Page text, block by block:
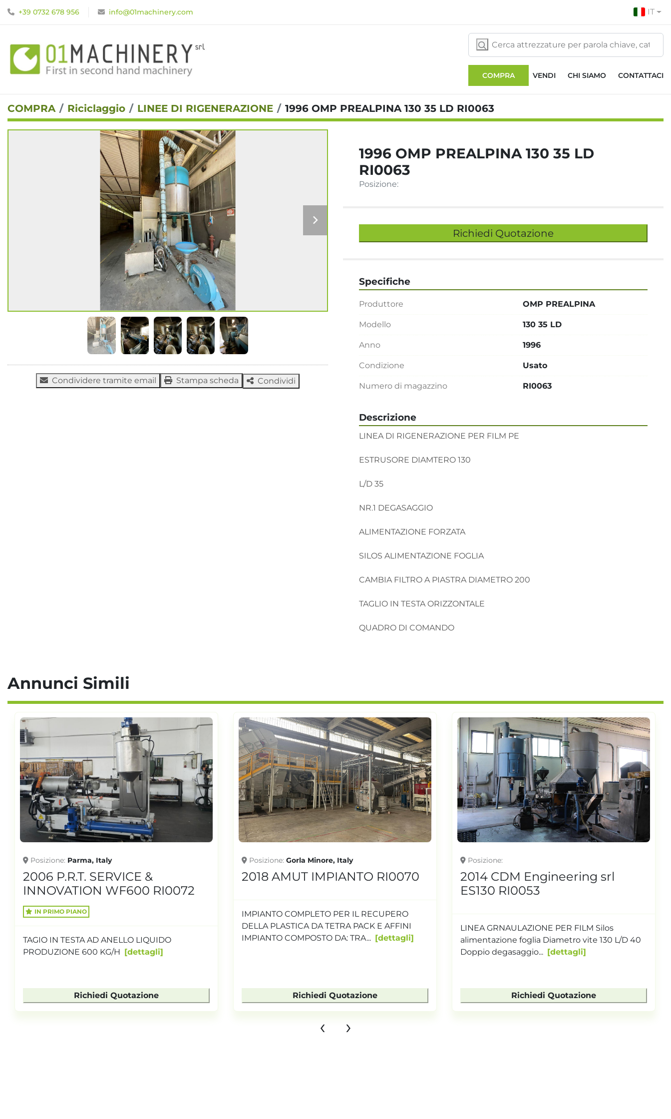
+39 0732 678 956 info@01machinery.com IT
COMPRA VENDI CHI SIAMO CONTATTACI
COMPRA Riciclaggio LINEE DI RIGENERAZIONE 1996 OMP PREALPINA 130 35 LD RI0063
Condividere tramite email Stampa scheda Condividi
1996 OMP PREALPINA 130 35 LD
RI0063
Posizione:
Richiedi Quotazione
Descrizione
LINEA DI RIGENERAZIONE PER FILM PE
ESTRUSORE DIAMTERO 130
L/D 35
NR.1 DEGASAGGIO
ALIMENTAZIONE FORZATA
SILOS ALIMENTAZIONE FOGLIA
CAMBIA FILTRO A PIASTRA DIAMETRO 200
TAGLIO IN TESTA ORIZZONTALE
QUADRO DI COMANDO
Specifiche
Produttore OMP PREALPINA
Modello 130 35 LD
Anno 1996
Condizione Usato
Numero di magazzino RI0063
Annunci Simili
Posizione Gorla Minore, Italy
2018 AMUT IMPIANTO RI0070
IMPIANTO COMPLETO PER IL RECUPERO
IMPIANTO COMPOSTO DA: TRA...
dettagli
Richiedi Quotazione
Posizione
2014 CDM Engineering srl
LINEA GRNAULAZIONE PER FILM Silos
alimentazione foglia Diametro vite 130 L/D 40
Richiedi Quotazione
Posizione
2006 CDM Engineering srl
ES130 RI0052
LINEA GRNAULAZIONE PER FILM Silos
alimentazione foglia Diametro vite 130 L/D 35
Nr.1 degassaggio ...
dettagli
Richiedi Quotazione
‹ ›